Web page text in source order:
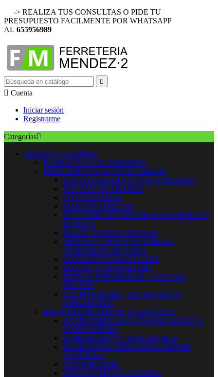
-> REALIZA TUS CONSULTAS O PIDE TU
PRESUPUESTO FACILMENTE POR WHATSAPP
AL 655956989

 Cuenta
Iniciar sesión
Registrarme
Categorías
JARDIN Y CAMPING
BARBACOA Y ACCESORIOS
HERRAMIENTA MANUAL JARDIN
HACHAS MAZAS CUÑAS Y PIEDRAS
HOCES Y GUADAÑAS
CORTARRAMAS
MANGOS SUELTOS
RECOGEDORES ESCOBAS RASTRILLOS
HORCAS
PALAS - PICOS Y AZADAS
SIERRAS Y HOJAS DE SIERRA -
SERRUCHOS DE PODA
CORTASETOS MANUALES
TIJERAS CORTACESPED
TIJERAS PODADORAS - NAVAJAS
INJERTO
CULTIVADORES - BINADORES Y
AIREADORES
MAQUINARIA JARDIN Y AGRICOLA
ACCESORIOS MAQUINARIA JARDIN Y
CONSUMIBLES
ASPIRADORES Y SOPLADORES
BARREDORA PEINADORA CESPED
ARTIFICIAL
CORTABORDES
CORTACESPED GASOLINA